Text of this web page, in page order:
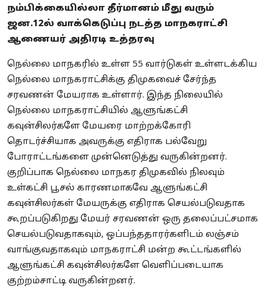
நம்பிக்கையில்லா தீர்மானம் மீது வரும்
ஜன.12ல் வாக்கெடுப்பு நடத்த மாநகராட்சி
ஆணையர் அதிரடி உத்தரவு
நெல்லை மாநகரில் உள்ள 55 வார்டுகள் உள்ளடக்கிய
நெல்லை மாநகராட்சிக்கு திமுகவைச் சேர்ந்த
சரவணன் மேயராக உள்ளார். இந்த நிலையில்
நெல்லை மாநகராட்சியில் ஆளுங்கட்சி
கவுன்சிலர்களே மேயரை மாற்றக்கோரி
தொடர்ச்சியாக அவருக்கு எதிராக பல்வேறு
போராட்டங்களை முன்னெடுத்து வருகின்றனர்.
குறிப்பாக நெல்லை மாநகர திமுகவில் நிலவும்
உள்கட்சி பூசல் காரணமாகவே ஆளுங்கட்சி
கவுன்சிலர்கள் மேயருக்கு எதிராக செயல்படுவதாக
கூறப்படுகிறது மேயர் சரவணன் ஒரு தலைப்பட்சமாக
செயல்படுவதாகவும், ஒப்பந்ததாரர்களிடம் லஞ்சம்
வாங்குவதாகவும் மாநகராட்சி மன்ற கூட்டங்களில்
ஆளுங்கட்சி கவுன்சிலர்களே வெளிப்படையாக
குற்றம்சாட்டி வருகின்றனர்.